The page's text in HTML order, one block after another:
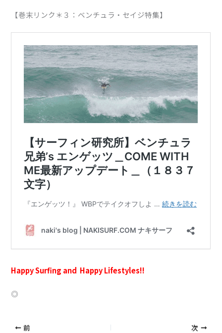
【巻末リンク＊３：ベンチュラ・セイジ特集】
Happy Surfing and Happy Lifestyles!!
◎
前 次